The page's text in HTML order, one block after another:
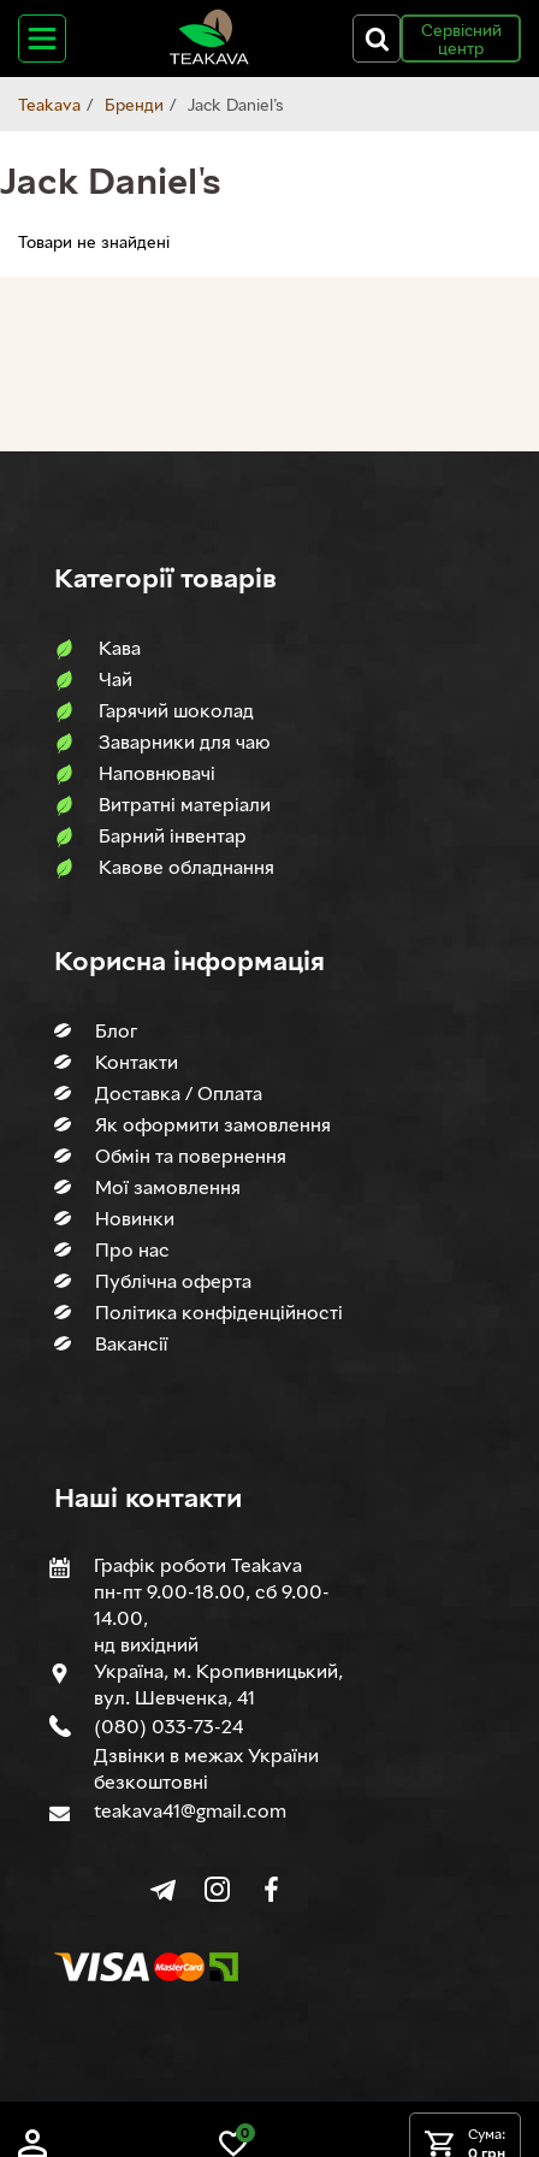
Сервісний
центр
0
Сума:
0 грн
Teakava Бренди Jack Daniel's
Jack Daniel's
Товари не знайдені
Категорії товарів
Кава
Чай
Гарячий шоколад
Заварники для чаю
Наповнювачi
Витратні матеріали
Барний інвентар
Кавове обладнання
Корисна інформація
Блог
Контакти
Доставка / Оплата
Як оформити замовлення
Обмін та повернення
Мої замовлення
Новинки
Про нас
Публічна оферта
Політика конфіденційності
Вакансії
Нашi контакти
Графік роботи Teakava
пн-пт 9.00-18.00, сб 9.00-
14.00,
нд вихідний
Україна, м. Кропивницький,
вул. Шевченка, 41
(080) 033-73-24
Дзвінки в межах України
безкоштовні
teakava41@gmail.com
© TEAKAVA, 2015-2026 р.